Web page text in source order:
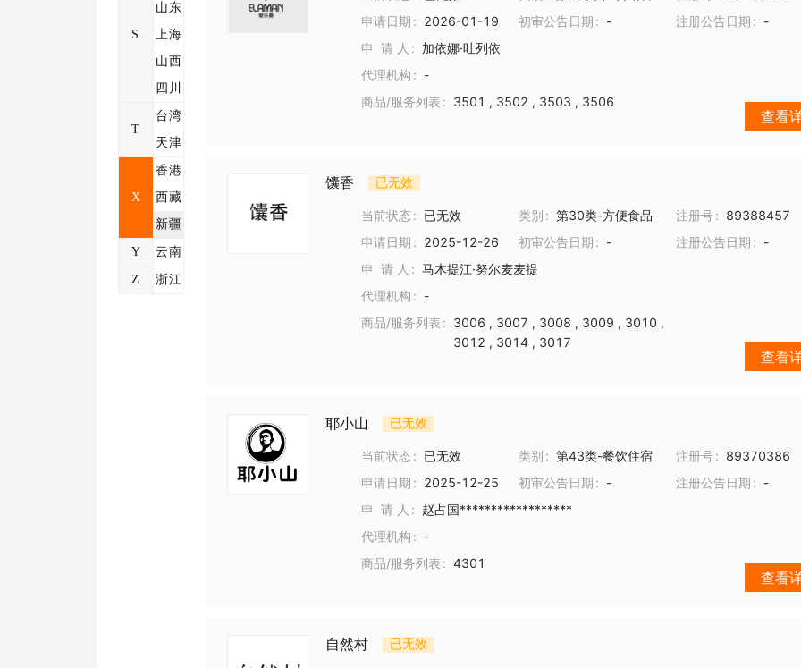
S
山东
上海
山西
四川
T
台湾
天津
X
香港
西藏
新疆
Y 云南
Z 浙江
申请日期
2026-01-19 初审公告日期 - 注册公告日期
-
申 请 人
加依娜·吐列依
代理机构
-
商品/服务列表
3501 , 3502 , 3503 , 3506
查看
馕香 已无效
当前状态 已无效 类别 第30类-方便食品 注册号
89388457
申请日期
2025-12-26 初审公告日期 - 注册公告日期
-
申 请 人
马木提江·努尔麦麦提
代理机构
-
商品/服务列表
3006 , 3007 , 3008 , 3009 , 3010 ,
3012 , 3014 , 3017
查看
耶小山 已无效
当前状态 已无效 类别 第43类-餐饮住宿 注册号
89370386
申请日期
2025-12-25 初审公告日期 - 注册公告日期
-
申 请 人
赵占国******************
代理机构
-
商品/服务列表
4301
查看
自然村 已无效